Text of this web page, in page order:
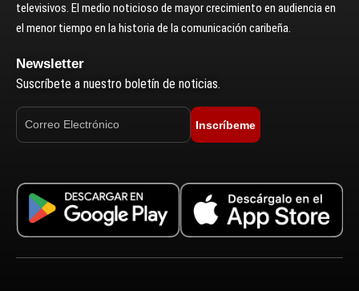
televisivos. El medio noticioso de mayor crecimiento en audiencia en
el menor tiempo en la historia de la comunicación caribeña.
Newsletter
Suscríbete a nuestro boletín de noticias.
Inscríbeme